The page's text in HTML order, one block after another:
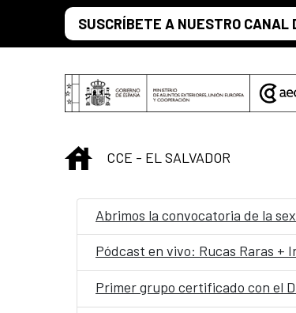
Saltar al contenido principal
SUSCRÍBETE A NUESTRO CANAL
INICIO
CCE - EL SALVADOR
Abrimos la convocatoria de la
Pódcast en vivo: Rucas Raras +
Primer grupo certificado con el